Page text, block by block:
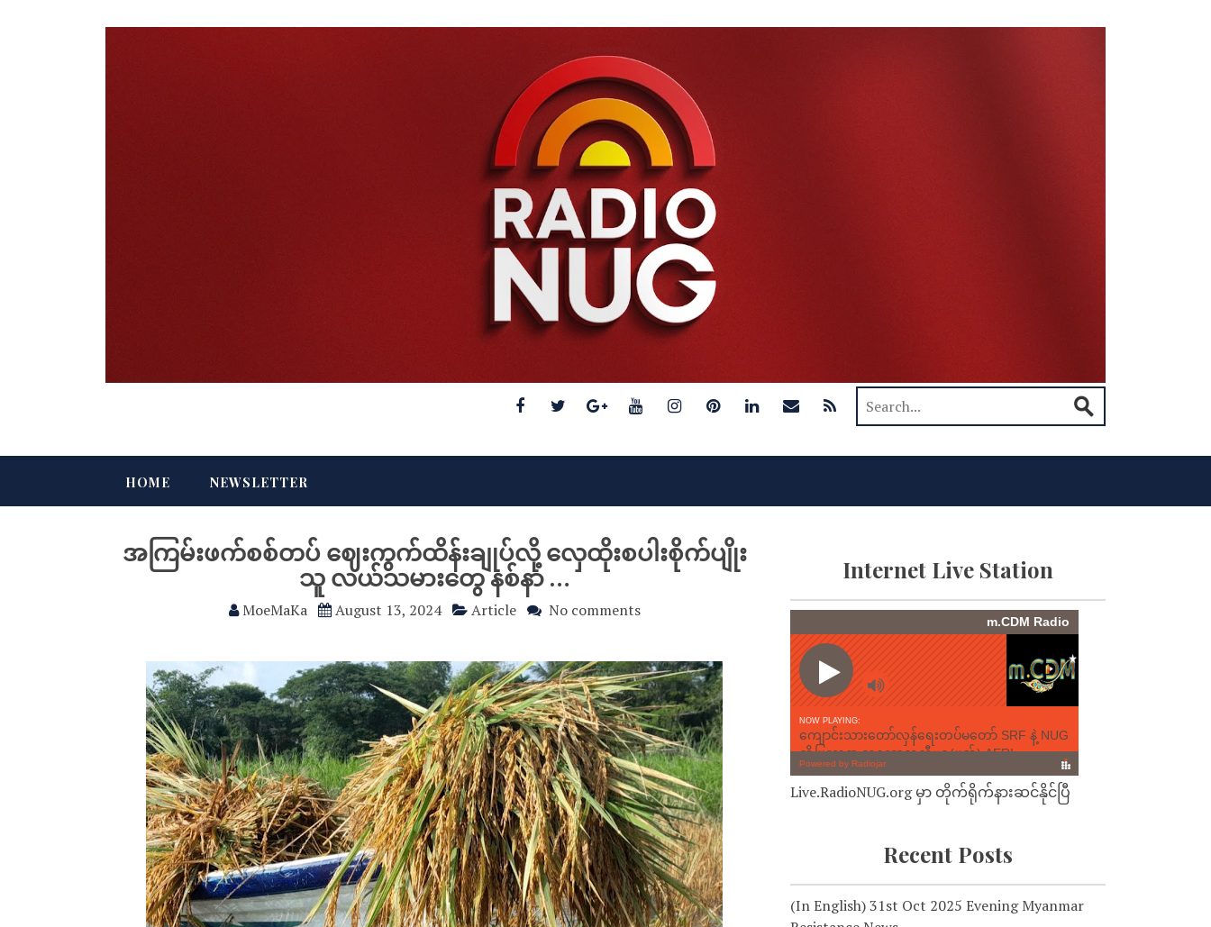
HOME NEWSLETTER
အကြမ်းဖက်စစ်တပ် ဈေးကွက်ထိန်းချုပ်လို့ လှေထိုးစပါးစိုက်ပျိုး
သူ လယ်သမားတွေ နစ်နာ …
MoeMaKa August 13, 2024 Article No comments
Internet Live Station
Live.RadioNUG.org မှာ တိုက်ရိုက်နားဆင်နိုင်ပြီ
Recent Posts
(In English) 31st Oct 2025 Evening Myanmar